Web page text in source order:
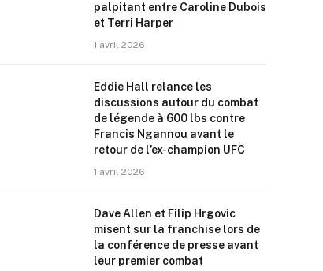
palpitant entre Caroline Dubois
et Terri Harper
1 avril 2026
Eddie Hall relance les
discussions autour du combat
de légende à 600 lbs contre
Francis Ngannou avant le
retour de l’ex-champion UFC
1 avril 2026
Dave Allen et Filip Hrgovic
misent sur la franchise lors de
la conférence de presse avant
leur premier combat